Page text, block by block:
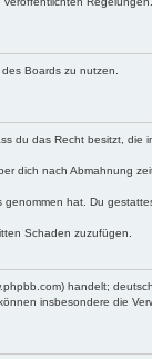
Boards zu nutzen.
du das Recht besitzt, die
dich nach Abmahnung
hat. Du
Schaden zuzufügen.
handelt;
insbesondere die